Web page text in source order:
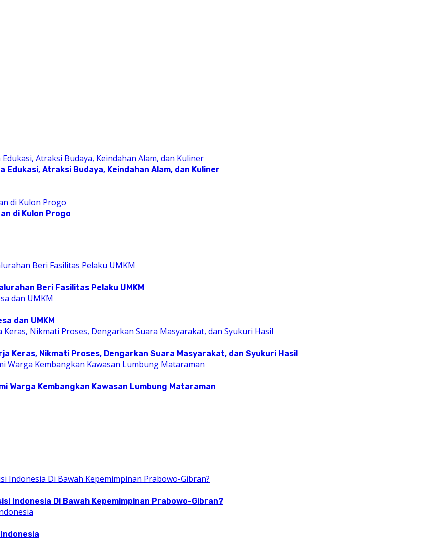
Edukasi, Atraksi Budaya, Keindahan Alam, dan Kuliner
di Kulon Progo
Beri Fasilitas Pelaku UMKM
dan UMKM
Keras, Nikmati Proses, Dengarkan Suara Masyarakat, dan Syukuri Hasil
Warga Kembangkan Kawasan Lumbung Mataraman
Indonesia Di Bawah Kepemimpinan Prabowo-Gibran?